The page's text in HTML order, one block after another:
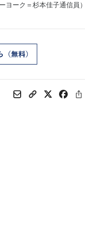
ヨーク＝杉本佳子通信員）